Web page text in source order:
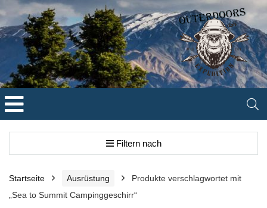
Filtern nach
Startseite Ausrüstung
Produkte verschlagwortet mit
„Sea to Summit Campinggeschirr“